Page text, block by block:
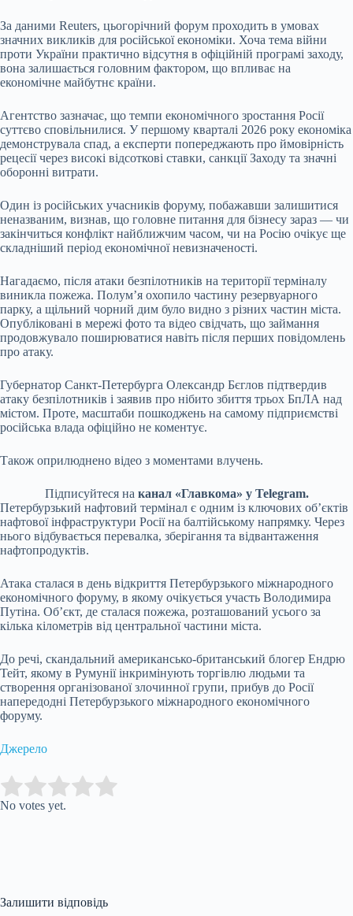
За даними Reuters, цьогорічний форум проходить в умовах
значних викликів для російської економіки. Хоча тема війни
проти України практично відсутня в офіційній програмі заходу,
вона залишається головним фактором, що впливає на
економічне майбутнє країни.
Агентство зазначає, що темпи економічного зростання Росії
суттєво сповільнилися. У першому кварталі 2026 року економіка
демонструвала спад, а експерти попереджають про ймовірність
рецесії через високі відсоткові ставки, санкції Заходу та значні
оборонні витрати.
Один із російських учасників форуму, побажавши залишитися
неназваним, визнав, що головне питання для бізнесу зараз — чи
закінчиться конфлікт найближчим часом, чи на Росію очікує ще
складніший період економічної невизначеності.
Нагадаємо, після атаки безпілотників на території терміналу
виникла пожежа. Полум’я охопило частину резервуарного
парку, а щільний чорний дим було видно з різних частин міста.
Опубліковані в мережі фото та відео свідчать, що займання
продовжувало поширюватися навіть після перших повідомлень
про атаку.
Губернатор Санкт-Петербурга Олександр Бєглов підтвердив
атаку безпілотників і заявив про нібито збиття трьох БпЛА над
містом. Проте, масштаби пошкоджень на самому підприємстві
російська влада офіційно не коментує.
Також оприлюднено відео з моментами влучень.
Підписуйтеся на канал «Главкома» у Telegram.
Петербурзький нафтовий термінал є одним із ключових об’єктів
нафтової інфраструктури Росії на балтійському напрямку. Через
нього відбувається перевалка, зберігання та відвантаження
нафтопродуктів.
Атака сталася в день відкриття Петербурзького міжнародного
економічного форуму, в якому очікується участь Володимира
Путіна. Об’єкт, де сталася пожежа, розташований усього за
кілька кілометрів від центральної частини міста.
До речі, скандальний американсько-британський блогер Ендрю
Тейт, якому в Румунії інкримінують торгівлю людьми та
створення організованої злочинної групи, прибув до Росії
напередодні Петербурзького міжнародного економічного
форуму.
Джерело
Rate this item:
No votes yet.
Залишити відповідь